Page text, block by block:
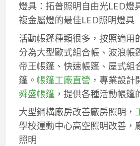
燈具：拓普照明自由光LED燈
複金屬燈的最佳LED照明燈具
活動帳篷種類很多，按照適用
分為大型歐式組合帳、波浪帳
帝王帳篷、快速帳篷、屋式組
篷。 帳篷工廠直營 ，專業設計
舜盛帳篷，提供各種活動帳篷
大型鋼構廠房改善廠房照明，
學校運動中心高空照明改善，
照明